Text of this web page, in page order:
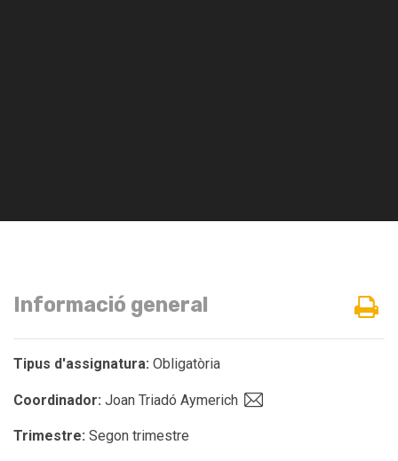
Informació general
Tipus d'assignatura: Obligatòria
Coordinador: Joan Triadó Aymerich
Trimestre: Segon trimestre